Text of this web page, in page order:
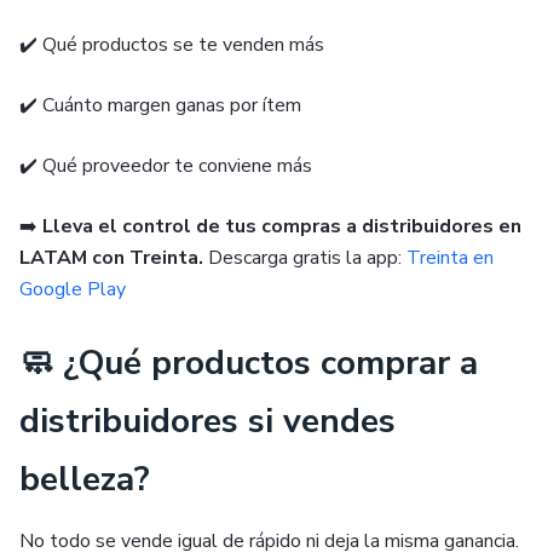
✔️ Qué productos se te venden más
✔️ Cuánto margen ganas por ítem
✔️ Qué proveedor te conviene más
➡️ Lleva el control de tus compras a distribuidores en
LATAM con Treinta. Descarga gratis la app: Treinta en
Google Play
🧼 ¿Qué productos comprar a
distribuidores si vendes
belleza?
No todo se vende igual de rápido ni deja la misma ganancia.